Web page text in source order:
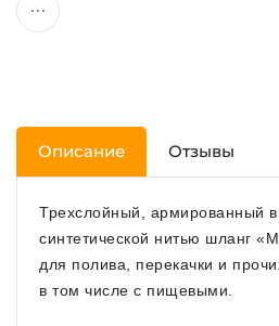
Описание Отзывы
Трехслойный, армированный
синтетической нитью шланг
для полива, перекачки и
в том числе с пищевыми.